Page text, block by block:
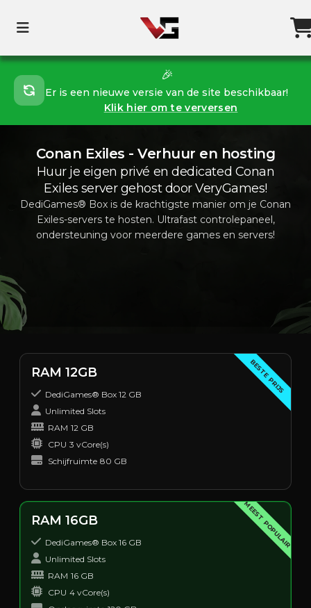
🎉
Er is een nieuwe versie van de site beschikbaar!
Klik hier om te verversen
Conan Exiles - Verhuur en hosting
Huur je eigen privé en dedicated Conan
Exiles server gehost door VeryGames!
DediGames® Box is de krachtigste manier om je Conan
Exiles-servers te hosten. Ultrafast controlepaneel,
ondersteuning voor meerdere games en servers!
BESTE PRIJS
RAM 12GB
DediGames® Box 12 GB
Unlimited Slots
RAM 12 GB
CPU 3 vCore(s)
Schijfruimte 80 GB
MEEST POPULAIR
RAM 16GB
DediGames® Box 16 GB
Unlimited Slots
RAM 16 GB
CPU 4 vCore(s)